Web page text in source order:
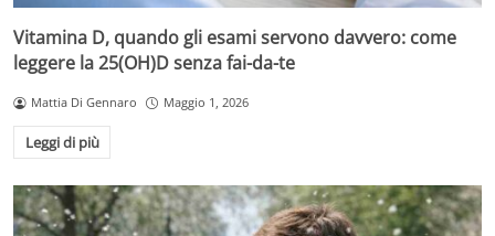
Vitamina D, quando gli esami servono davvero: come
leggere la 25(OH)D senza fai-da-te
Mattia Di Gennaro Maggio 1, 2026
Leggi di più